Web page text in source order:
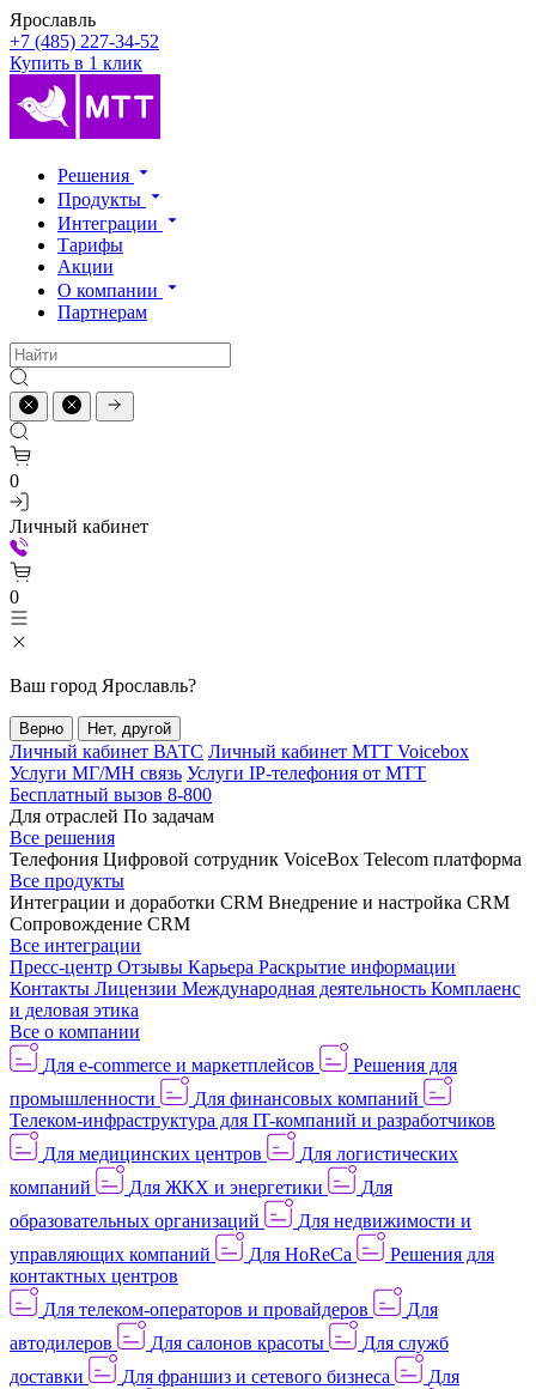
Ярославль
+7 (485) 227-34-52
Купить в 1 клик
Решения
Продукты
Интеграции
Тарифы
Акции
О компании
Партнерам
0
Личный кабинет
0
Ваш город Ярославль?
Верно Нет, другой
Личный кабинет ВАТС Личный кабинет МТТ Voicebox
Услуги МГ/МН связь Услуги IP-телефония от МТТ
Бесплатный вызов 8-800
Для отраслей По задачам
Все решения
Телефония Цифровой сотрудник VoiceBox Telecom платформа
Все продукты
Интеграции и доработки CRM Внедрение и настройка CRM
Сопровождение CRM
Все интеграции
Пресс-центр Отзывы Карьера Раскрытие информации
Контакты Лицензии Международная деятельность Комплаенс
и деловая этика
Все о компании
Для e-commerce и маркетплейсов
Решения для
промышленности
Для финансовых компаний
Телеком-инфраструктура для IT-компаний и разработчиков
Для медицинских центров
Для логистических
компаний
Для ЖКХ и энергетики
Для
образовательных организаций
Для недвижимости и
управляющих компаний
Для HoReCa
Решения для
контактных центров
Для телеком-операторов и провайдеров
Для
автодилеров
Для салонов красоты
Для служб
доставки
Для франшиз и сетевого бизнеса
Для